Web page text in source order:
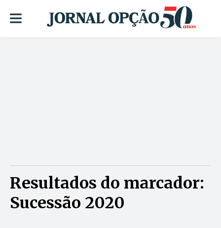
Resultados do marcador:
Sucessão 2020